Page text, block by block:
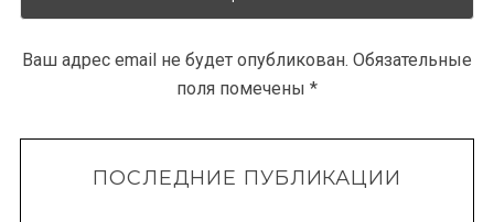
Ваш адрес email не будет опубликован. Обязательные
поля помечены *
ПОСЛЕДНИЕ ПУБЛИКАЦИИ